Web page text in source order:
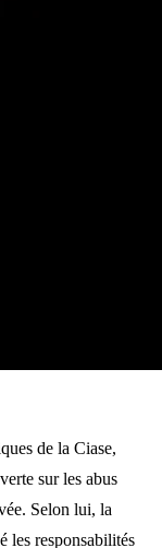
de la Ciase,
sur les abus
Selon lui, la
les responsabilités